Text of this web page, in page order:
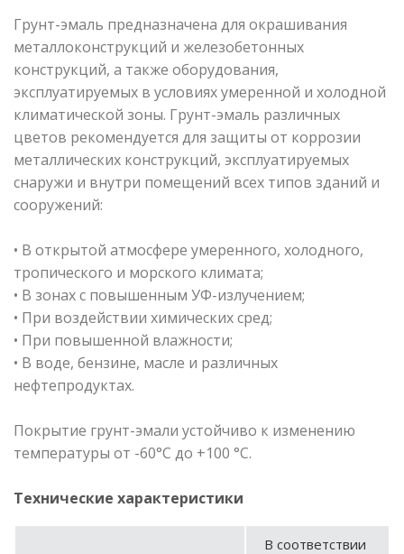
Грунт-эмаль предназначена для окрашивания
металлоконструкций и железобетонных
конструкций, а также оборудования,
эксплуатируемых в условиях умеренной и холодной
климатической зоны. Грунт-эмаль различных
цветов рекомендуется для защиты от коррозии
металлических конструкций, эксплуатируемых
снаружи и внутри помещений всех типов зданий и
сооружений:
• В открытой атмосфере умеренного, холодного,
тропического и морского климата;
• В зонах с повышенным УФ-излучением;
• При воздействии химических сред;
• При повышенной влажности;
• В воде, бензине, масле и различных
нефтепродуктах.
Покрытие грунт-эмали устойчиво к изменению
температуры от -60°С до +100 °С.
Технические характеристики
В соответствии